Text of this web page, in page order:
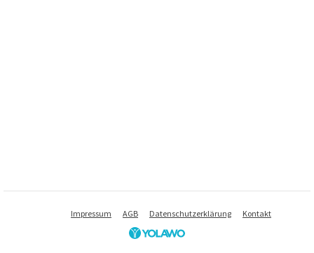
Impressum AGB Datenschutzerklärung Kontakt